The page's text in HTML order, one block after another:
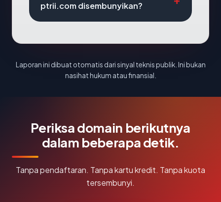
ptrii.com disembunyikan?
Laporan ini dibuat otomatis dari sinyal teknis publik. Ini bukan
nasihat hukum atau finansial.
Periksa domain berikutnya
dalam beberapa detik.
Tanpa pendaftaran. Tanpa kartu kredit. Tanpa kuota
tersembunyi.